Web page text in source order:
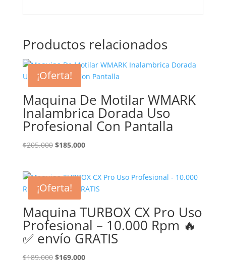
Productos relacionados
¡Oferta!
Maquina De Motilar WMARK
Inalambrica Dorada Uso
Profesional Con Pantalla
$205.000 El
era:
$205.000.
$185.000El
es:
$185.000.
¡Oferta!
Maquina TURBOX CX Pro Uso
Profesional – 10.000 Rpm 🔥
✅ envío GRATIS
$189.000 El
$169.000El